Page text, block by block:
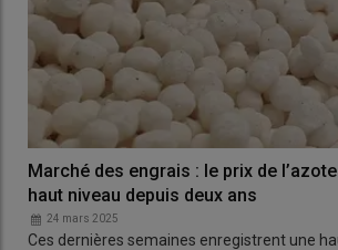
Marché des engrais : le prix de
haut niveau depuis deux ans
24 mars 2025
Ces dernières semaines enregistrent une